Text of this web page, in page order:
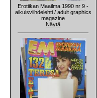
Erotiikan Maailma 1990 nr 9 -
aikuisviihdelehti / adult graphics
magazine
Näytä